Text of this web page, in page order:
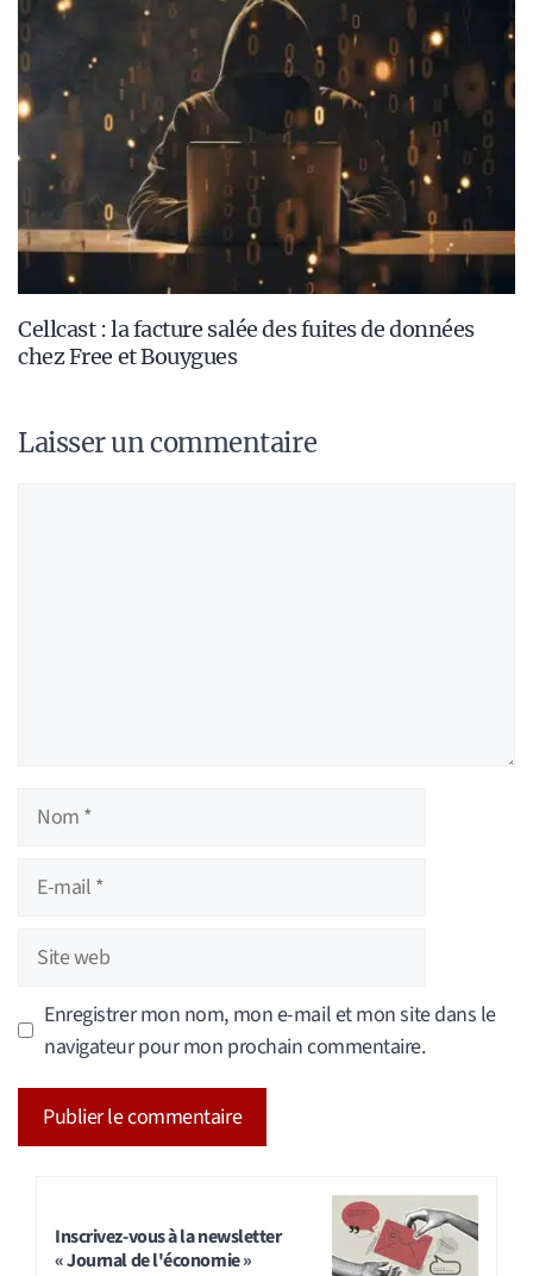
Cellcast : la facture salée des fuites de données
chez Free et Bouygues
Laisser un commentaire
Nom
Site
web
Enregistrer mon nom, mon e-mail et mon site dans le
navigateur pour mon prochain commentaire.
Inscrivez-vous à la newsletter
« Journal de l'économie »